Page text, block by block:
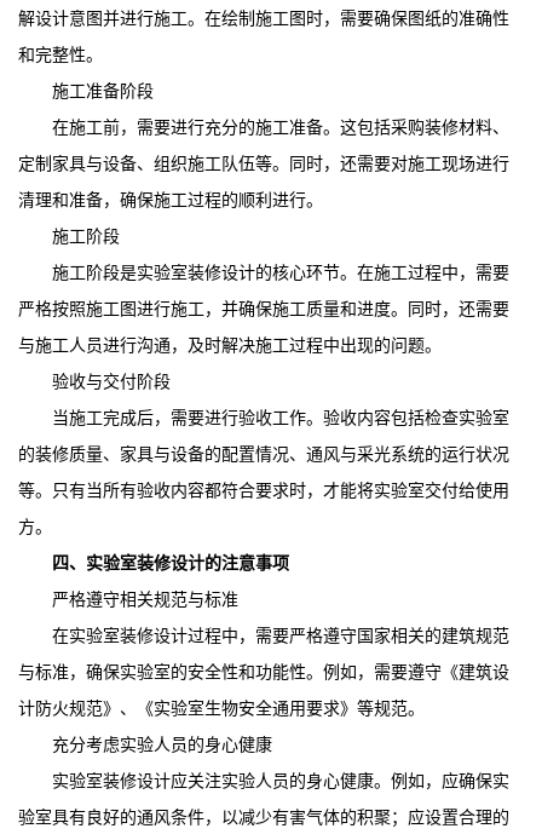
解设计意图并进行施工。在绘制施工图时，需要确保图纸的准确性
和完整性。
施工准备阶段
在施工前，需要进行充分的施工准备。这包括采购装修材料、
定制家具与设备、组织施工队伍等。同时，还需要对施工现场进行
清理和准备，确保施工过程的顺利进行。
施工阶段
施工阶段是实验室装修设计的核心环节。在施工过程中，需要
严格按照施工图进行施工，并确保施工质量和进度。同时，还需要
与施工人员进行沟通，及时解决施工过程中出现的问题。
验收与交付阶段
当施工完成后，需要进行验收工作。验收内容包括检查实验室
的装修质量、家具与设备的配置情况、通风与采光系统的运行状况
等。只有当所有验收内容都符合要求时，才能将实验室交付给使用
方。
四、实验室装修设计的注意事项
严格遵守相关规范与标准
在实验室装修设计过程中，需要严格遵守国家相关的建筑规范
与标准，确保实验室的安全性和功能性。例如，需要遵守《建筑设
计防火规范》、《实验室生物安全通用要求》等规范。
充分考虑实验人员的身心健康
实验室装修设计应关注实验人员的身心健康。例如，应确保实
验室具有良好的通风条件，以减少有害气体的积聚；应设置合理的